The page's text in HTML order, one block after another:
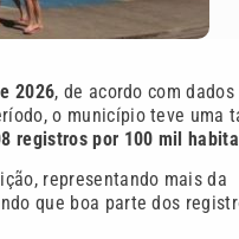
2026, de acordo com dados
o município teve uma
registros por 100 mil
representando mais da
que boa parte dos